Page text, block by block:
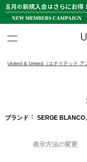
United & Untied（ユナイテッド ア
ブランド SERGE BLANCO
表示方法の変更